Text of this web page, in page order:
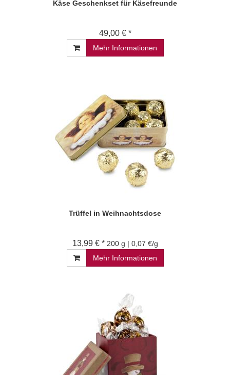
Käse Geschenkset für Käsefreunde
49,00 € *
Mehr Informationen
Trüffel in Weihnachtsdose
13,99 € * 200 g | 0,07 €/g
Mehr Informationen